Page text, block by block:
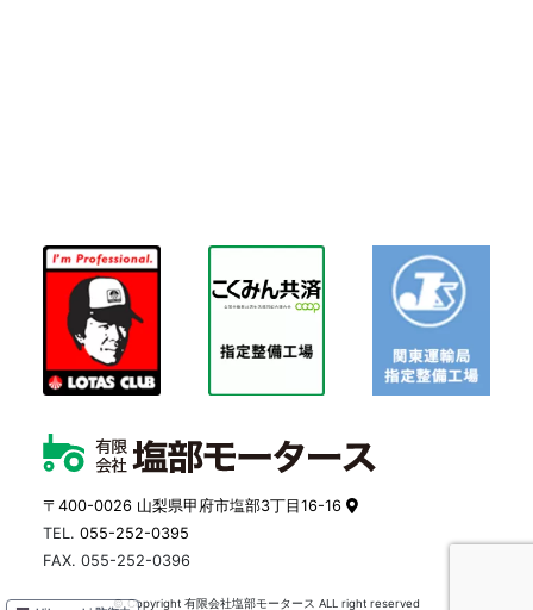
〒400-0026 山梨県甲府市塩部3丁目16-16
TEL. 055-252-0395
FAX. 055-252-0396
© Copyright 有限会社塩部モータース ALL right reserved